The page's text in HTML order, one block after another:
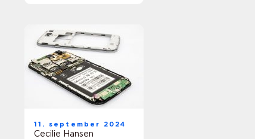
11. september 2024
Cecilie Hansen